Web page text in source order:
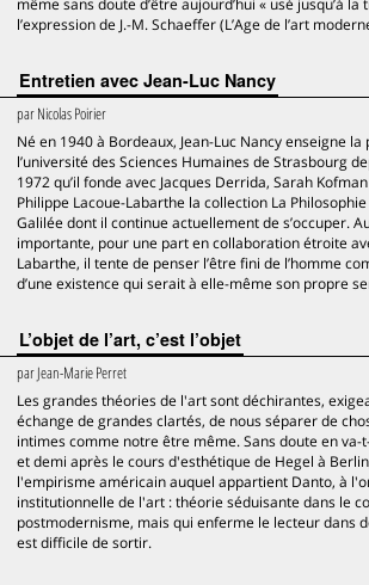
même sans doute d’être aujourd’hui « usé jusqu’à la
l’expression de J.-M. Schaeffer (L’Age de l’art
Entretien avec Jean-Luc Nancy
parNicolas Poirier
Né en 1940 à Bordeaux, Jean-Luc Nancy enseigne la
l’université des Sciences Humaines de Strasbourg
1972 qu’il fonde avec Jacques Derrida, Sarah
Philippe Lacoue-Labarthe la collection La
Galilée dont il continue actuellement de s’occuper.
importante, pour une part en collaboration étroite
Labarthe, il tente de penser l’être fini de l’homme
d’une existence qui serait à elle-même son propre
L’objet de l’art, c’est l’objet
parJean-Marie Perret
Les grandes théories de l'art sont déchirantes,
échange de grandes clartés, de nous séparer de
intimes comme notre être même. Sans doute en va-
et demi après le cours d'esthétique de Hegel à
l'empirisme américain auquel appartient Danto, à
institutionnelle de l'art : théorie séduisante dans le
postmodernisme, mais qui enferme le lecteur dans
est difficile de sortir.